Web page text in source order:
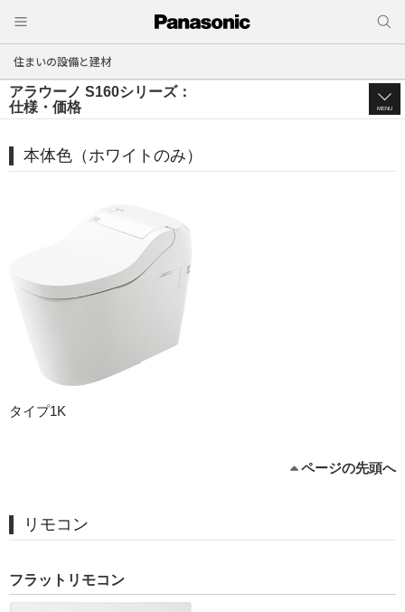
住まいの設備と建材
アラウーノ S160シリーズ：
仕様・価格
MENU
本体色（ホワイトのみ）
タイプ1K
ページの先頭へ
リモコン
フラットリモコン